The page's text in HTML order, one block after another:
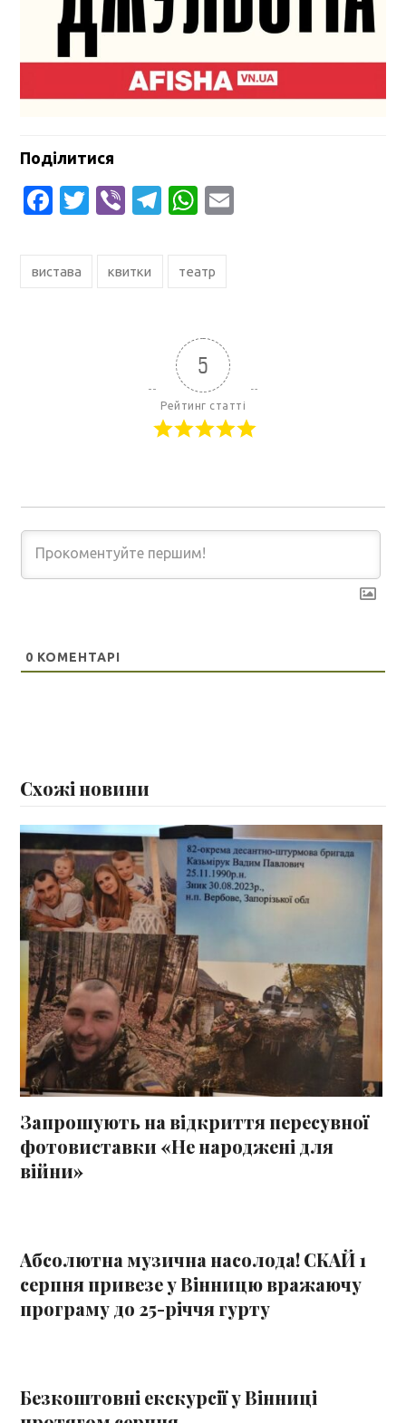
Поділитися
Facebook
Twitter
ViberTelegram
WhatsApp
вистава квитки театр
5
Рейтинг статті
0 КОМЕНТАРІ
Схожі новини
Запрошують на відкриття пересувної
фотовиставки «Не народжені для
війни»
Абсолютна музична насолода! СКАЙ 1
серпня привезе у Вінницю вражаючу
програму до 25-річчя гурту
Безкоштовні екскурсії у Вінниці